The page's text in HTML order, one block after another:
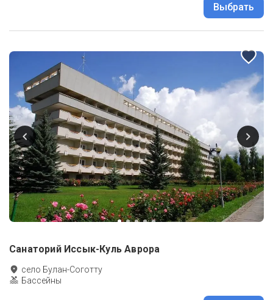
Выбрать
Санаторий Иссык-Куль Аврора
село Булан-Соготту
Бассейны